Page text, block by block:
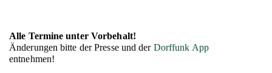
Alle Termine unter Vorbehalt!
Änderungen bitte der Presse und der Dorffunk App
entnehmen!